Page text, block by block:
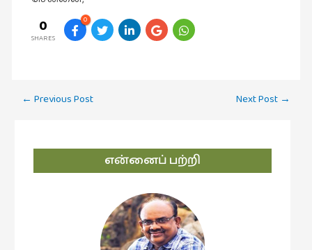
0
SHARES
0
Post
← Previous Post Next Post →
என்னைப் பற்றி